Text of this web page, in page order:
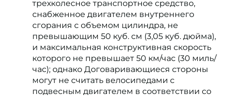
трехколесное транспортное средство,
снабженное двигателем внутреннего
сгорания с объемом цилиндра, не
превышающим 50 куб. см (3,05 куб. дюйма),
и максимальная конструктивная скорость
которого не превышает 50 км/час (30 миль/
час); однако Договаривающиеся стороны
могут не считать велосипедами с
подвесным двигателем в соответствии со